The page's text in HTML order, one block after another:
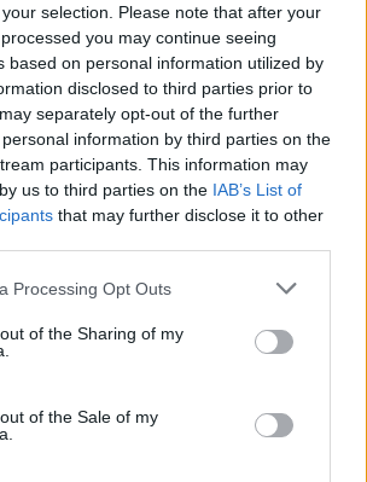
selection. Please note that after your
you may continue seeing
based on personal information utilized by
disclosed to third parties prior to
separately opt-out of the further
information by third parties on the
participants. This information may
us to third parties on the IAB’s List of
that may further disclose it to other
Processing Opt Outs
of the Sharing of my
of the Sale of my